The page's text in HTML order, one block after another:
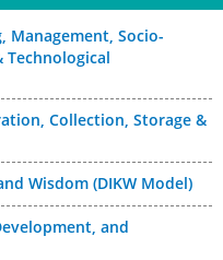
Management, Socio-
Technological
Collection, Storage &
Wisdom (DIKW Model)
and